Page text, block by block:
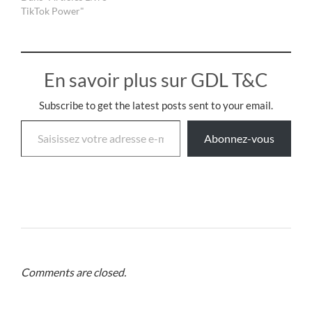
TikTok Power"
En savoir plus sur GDL T&C
Subscribe to get the latest posts sent to your email.
Abonnez-vous
Comments are closed.